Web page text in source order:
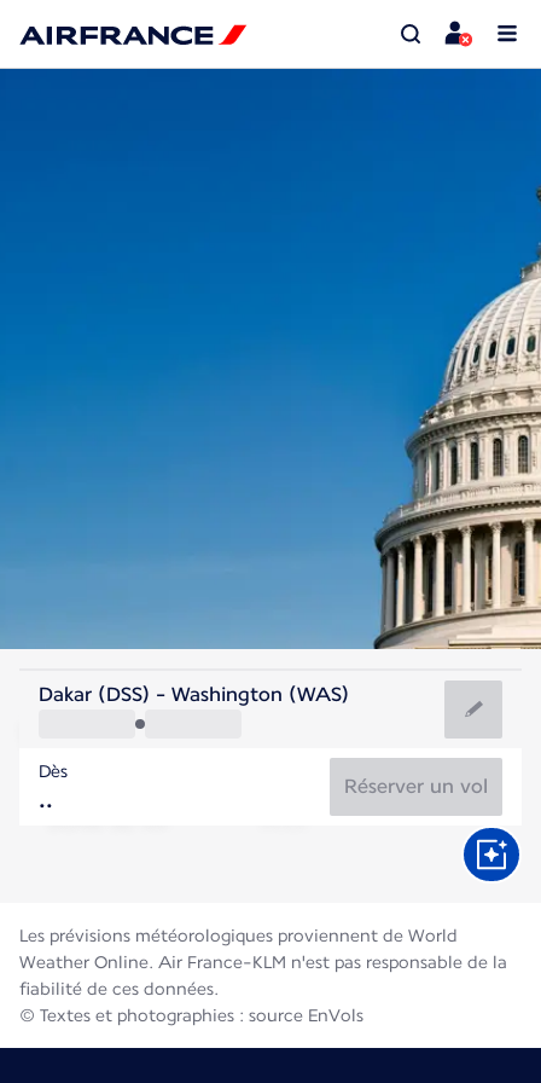
Etats-Unis
Washington
Etats-Unis
Durée du vol
Dakar (DSS) - Washington (WAS)
Dès
Réserver un vol
Les prévisions météorologiques proviennent de World
Weather Online. Air France-KLM n'est pas responsable de la
fiabilité de ces données.
© Textes et photographies : source EnVols